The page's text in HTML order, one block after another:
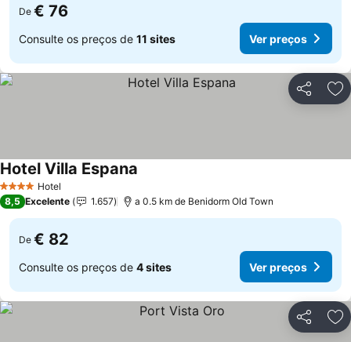
De € 76
Consulte os preços de 11 sites Ver preços
Partilhar
4 EstrelasHotel
Hotel Villa Espana
8,5 Excelente 1.657 a 0.5 km de Benidorm Old Town
De € 82
Consulte os preços de 4 sites Ver preços
Partilhar